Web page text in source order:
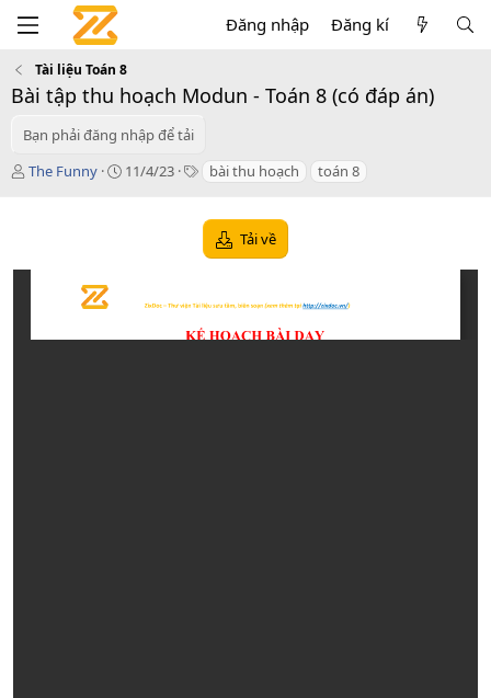
Đăng nhập Đăng kí
Tài liệu Toán 8
Bài tập thu hoạch Modun - Toán 8 (có đáp án)
Bạn phải đăng nhập để tải
T
ả
The Funny
C11/4/23
T
s
bài thu hoạch toán 8
Tải về